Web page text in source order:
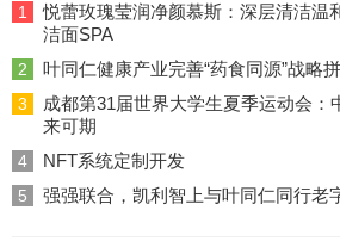
1
悦蕾玫瑰莹润净颜慕斯：深层清洁温
洁面SPA
2 叶同仁健康产业完善“药食同源”战略
3
成都第31届世界大学生夏季运动会：
来可期
4 NFT系统定制开发
5 强强联合，凯利智上与叶同仁同行老